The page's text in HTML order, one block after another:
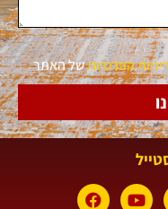
הפרטיותשל האתר